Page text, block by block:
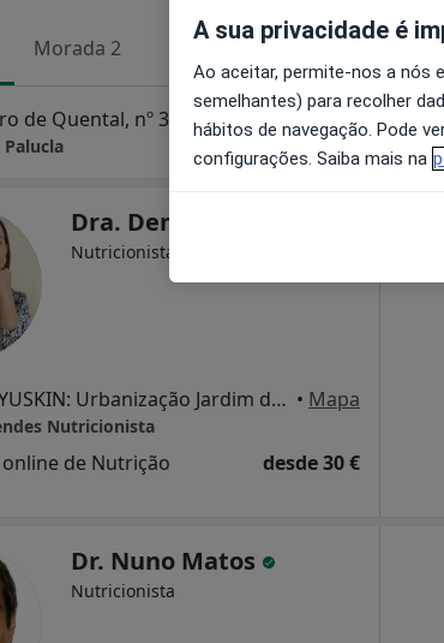
Morada 2
de Quental, nº 32, • Mapa
Dra. Denise Mendes
Nutricionista
Online e YUSKIN: Urbanização Jardim da Amoreira Rua Maria Severa, 16, Loja 1, Lisboa • Mapa
Nutricionista
de Nutrição desde 30 €
Dr. Nuno Matos
Nutricionista
A sua privacidade é
Ao aceitar, permite-nos a nós
semelhantes) para recolher
hábitos de navegação. Pode
configurações. Saiba mais na